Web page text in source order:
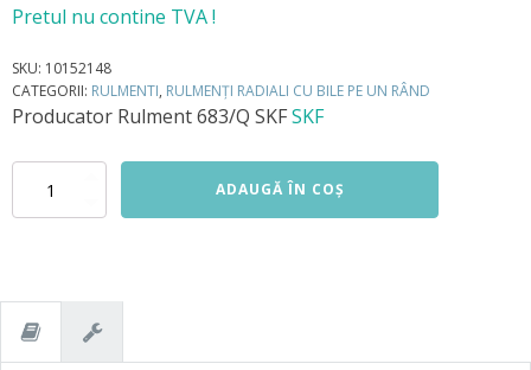
Pretul nu contine TVA !
SKU: 10152148
CATEGORII: RULMENTI, RULMENȚI RADIALI CU BILE PE UN RÂND
Producator Rulment 683/Q SKFSKF
Cantitate
ADAUGĂ ÎN COȘ